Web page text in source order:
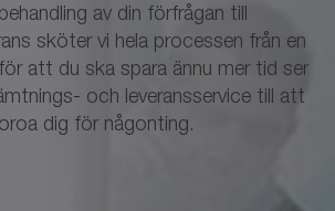
av din förfrågan till
sköter vi hela processen från en
att du ska spara ännu mer tid ser
och leveransservice till att
dig för någonting.